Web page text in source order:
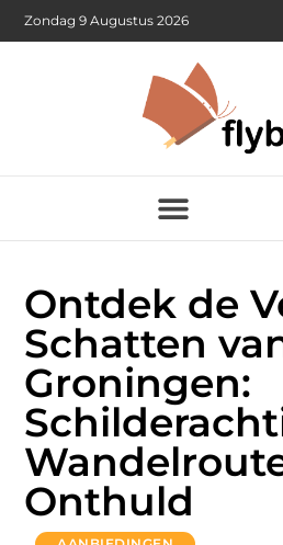
Zondag 9 Augustus 2026
Ontdek de
Schatten
Groningen:
Onthuld